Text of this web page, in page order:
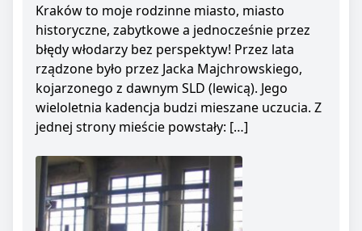
Kraków to moje rodzinne miasto, miasto
historyczne, zabytkowe a jednocześnie przez
błędy włodarzy bez perspektyw! Przez lata
rządzone było przez Jacka Majchrowskiego,
kojarzonego z dawnym SLD (lewicą). Jego
wieloletnia kadencja budzi mieszane uczucia. Z
jednej strony mieście powstały: […]